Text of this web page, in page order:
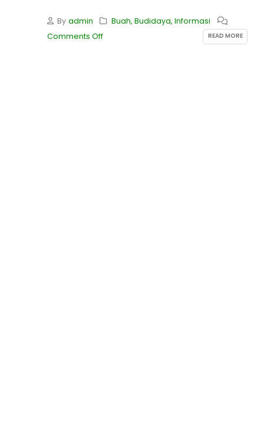
By admin Buah, Budidaya, Informasi
Comments Off
READ MORE